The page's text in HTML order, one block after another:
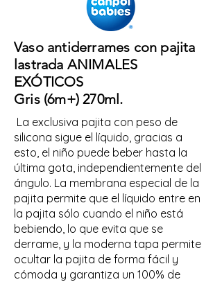
Vaso antiderrames con pajita
lastrada ANIMALES
EXÓTICOS
Gris (6m+) 270ml.
La exclusiva pajita con peso de
silicona sigue el líquido, gracias a
esto, el niño puede beber hasta la
última gota, independientemente del
ángulo. La membrana especial de la
pajita permite que el líquido entre en
la pajita sólo cuando el niño está
bebiendo, lo que evita que se
derrame, y la moderna tapa permite
ocultar la pajita de forma fácil y
cómoda y garantiza un 100% de